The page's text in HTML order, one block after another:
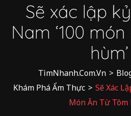
Sẽ xác lập
Nam ‘100
hùm’
TìmNhanh.Com.Vn >
Khám Phá Ẩm Thực > Sẽ Xác
Món Ăn Từ Tôm